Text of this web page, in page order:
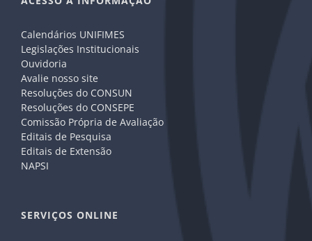
Calendários UNIFIMES
Legislações Institucionais
Ouvidoria
Avalie nosso site
Resoluções do CONSUN
Resoluções do CONSEPE
Comissão Própria de Avaliação
Editais de Pesquisa
Editais de Extensão
NAPSI
SERVIÇOS ONLINE